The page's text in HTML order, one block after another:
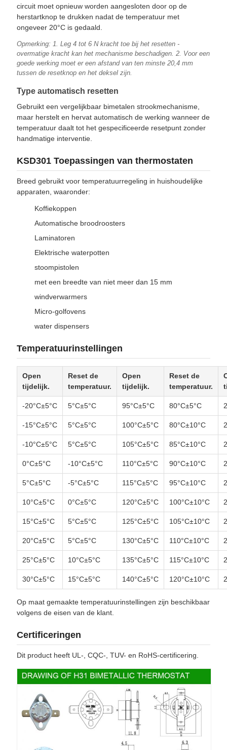
circuit moet opnieuw worden aangesloten door op de
herstartknop te drukken nadat de temperatuur met
ongeveer 20°C is gedaald.
Opmerking: 1. Leg 4 tot 6 N kracht toe bij het resetten -
overmatige kracht kan het mechanisme beschadigen. 2. Voor een
goede werking moet er een afstand van ten minste 20,4 mm
tussen de resetknop en het deksel zijn.
Type automatisch resetten
Gebruikt een vergelijkbaar bimetalen strookmechanisme,
maar herstelt en hervat automatisch de werking wanneer de
temperatuur daalt tot het gespecificeerde resetpunt zonder
handmatige interventie.
KSD301 Toepassingen van thermostaten
Breed gebruikt voor temperatuurregeling in huishoudelijke
apparaten, waaronder:
Koffiekoppen
Automatische broodroosters
Laminatoren
Elektrische waterpotten
stoompistolen
met een breedte van niet meer dan 15 mm
windverwarmers
Micro-golfovens
water dispensers
Temperatuurinstellingen
Open
tijdelijk.
Reset de
temperatuur.
Open
tijdelijk.
Reset de
temperatuur.
-20°C±5°C 5°C±5°C 95°C±5°C 80°C±5°C
-15°C±5°C 5°C±5°C 100°C±5°C 80°C±10°C
-10°C±5°C 5°C±5°C 105°C±5°C 85°C±10°C
0°C±5°C -10°C±5°C 110°C±5°C 90°C±10°C
5°C±5°C -5°C±5°C 115°C±5°C 95°C±10°C
10°C±5°C 0°C±5°C 120°C±5°C 100°C±10°C
15°C±5°C 5°C±5°C 125°C±5°C 105°C±10°C
20°C±5°C 5°C±5°C 130°C±5°C 110°C±10°C
25°C±5°C 10°C±5°C 135°C±5°C 115°C±10°C
30°C±5°C 15°C±5°C 140°C±5°C 120°C±10°C
Op maat gemaakte temperatuurinstellingen zijn beschikbaar
volgens de eisen van de klant.
Certificeringen
Dit product heeft UL-, CQC-, TUV- en RoHS-certificering.